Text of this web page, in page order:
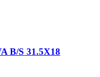
B/S 31.5X18